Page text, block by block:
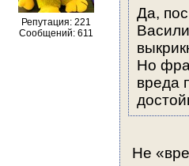
Репутация: 221
Сообщений: 611
Да,
Но
вреда
Не